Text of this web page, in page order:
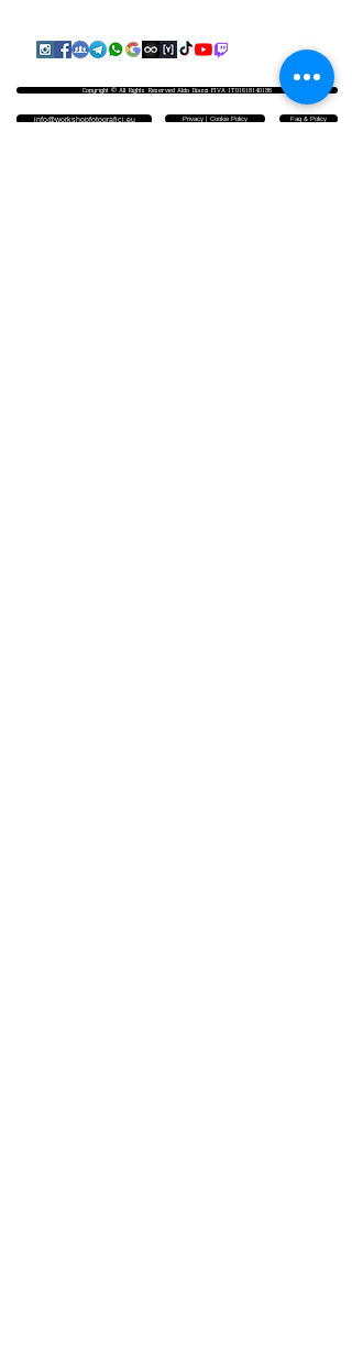
Copyright © All Rights Reserved Aldo Diazzi P.IVA IT01618140196
Faq & Policy
info@workshopfotografici.eu Privacy | Cookie Policy